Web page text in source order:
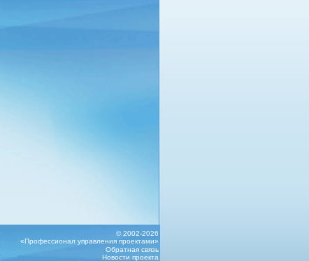
© 2002-2026
«Профессионал управления проектами»
Обратная связь
Новости проекта